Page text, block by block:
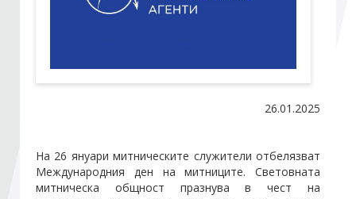
Проекти
Стани член
Абонирайте се!
26.01.2025
На 26 януари митническите служители отбелязват
Международния ден на митниците. Световната
митническа общност празнува в чест на